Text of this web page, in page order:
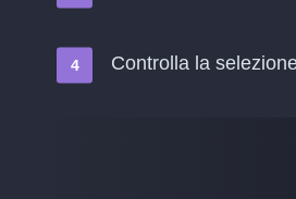
Controlla la